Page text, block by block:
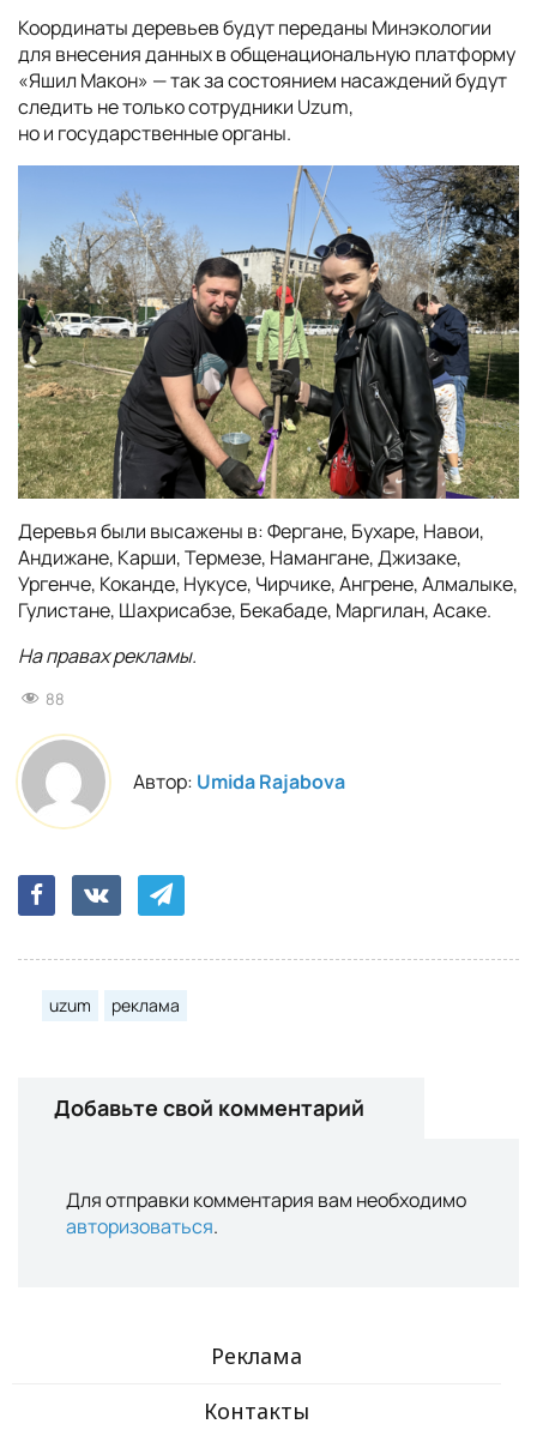
Координаты деревьев будут переданы Минэкологии
для внесения данных в общенациональную платформу
«Яшил Макон» — так за состоянием насаждений будут
следить не только сотрудники Uzum,
но и государственные органы.
Деревья были высажены в: Фергане, Бухаре, Навои,
Андижане, Карши, Термезе, Намангане, Джизаке,
Ургенче, Коканде, Нукусе, Чирчике, Ангрене, Алмалыке,
Гулистане, Шахрисабзе, Бекабаде, Маргилан, Асаке.
На правах рекламы.
88
Автор: Umida Rajabova
uzum реклама
Добавьте свой комментарий
Для отправки комментария вам необходимо
авторизоваться.
Реклама
Контакты